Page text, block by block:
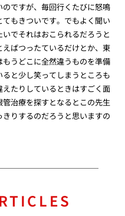
ですが、毎回行くたびに怒鳴
もきついです。でもよく聞い
でそれはおこられるだろうと
ばつったているだけとか、東
うどこに全然違うものを準備
と少し笑ってしまうところも
たりしているときはすごく面
治療を探すとなるとこの先生
りするのだろうと思いますの